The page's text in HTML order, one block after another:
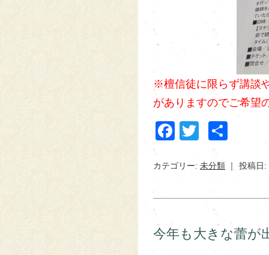
※檀信徒に限らず講談
がありますのでご希望
Facebook
Twitter
カテゴリー: 未分類 投稿日
今年も大きな蕾が